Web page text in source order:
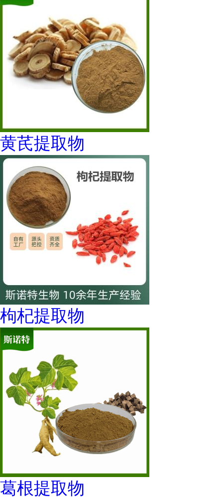
黄芪提取物
枸杞提取物
葛根提取物